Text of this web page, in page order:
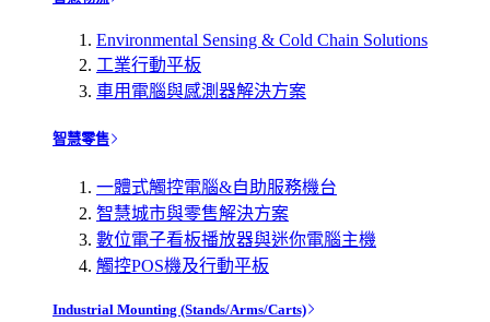
Environmental Sensing & Cold Chain Solutions
工業行動平板
車用電腦與感測器解決方案
智慧零售
一體式觸控電腦&自助服務機台
智慧城市與零售解決方案
數位電子看板播放器與迷你電腦主機
觸控POS機及行動平板
Industrial Mounting (Stands/Arms/Carts)